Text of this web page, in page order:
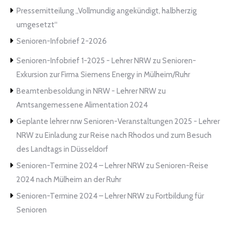
Pressemitteilung „Vollmundig angekündigt, halbherzig
umgesetzt“
Senioren-Infobrief 2-2026
Senioren-Infobrief 1-2025 - Lehrer NRW zu Senioren-
Exkursion zur Firma Siemens Energy in Mülheim/Ruhr
Beamtenbesoldung in NRW - Lehrer NRW zu
Amtsangemessene Alimentation 2024
Geplante lehrer nrw Senioren-Veranstaltungen 2025 - Lehrer
NRW zu Einladung zur Reise nach Rhodos und zum Besuch
des Landtags in Düsseldorf
Senioren-Termine 2024 – Lehrer NRW zu Senioren-Reise
2024 nach Mülheim an der Ruhr
Senioren-Termine 2024 – Lehrer NRW zu Fortbildung für
Senioren